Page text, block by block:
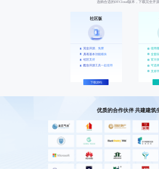
选购合适的DTCloud版本，下载完全开
社区版
完全开源、免费
具有基本功能模块
社区支持
配合开源工具一起使用
下载源码
使用
全套
官方
可选
支持
优质的合作伙伴 共建建筑